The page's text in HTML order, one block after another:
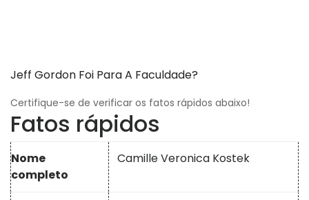
Jeff Gordon Foi Para A Faculdade?
Certifique-se de verificar os fatos rápidos abaixo!
Fatos rápidos
Nome
completo
Camille Veronica Kostek